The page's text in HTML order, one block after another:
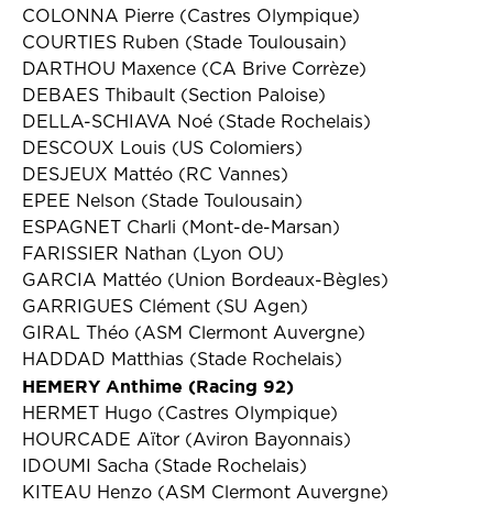
COLONNA Pierre (Castres Olympique)
COURTIES Ruben (Stade Toulousain)
DARTHOU Maxence (CA Brive Corrèze)
DEBAES Thibault (Section Paloise)
DELLA-SCHIAVA Noé (Stade Rochelais)
DESCOUX Louis (US Colomiers)
DESJEUX Mattéo (RC Vannes)
EPEE Nelson (Stade Toulousain)
ESPAGNET Charli (Mont-de-Marsan)
FARISSIER Nathan (Lyon OU)
GARCIA Mattéo (Union Bordeaux-Bègles)
GARRIGUES Clément (SU Agen)
GIRAL Théo (ASM Clermont Auvergne)
HADDAD Matthias (Stade Rochelais)
HEMERY Anthime (Racing 92)
HERMET Hugo (Castres Olympique)
HOURCADE Aïtor (Aviron Bayonnais)
IDOUMI Sacha (Stade Rochelais)
KITEAU Henzo (ASM Clermont Auvergne)